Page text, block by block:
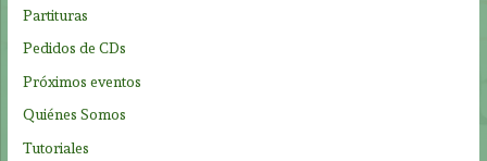
Partituras
Pedidos de CDs
Próximos eventos
Quiénes Somos
Tutoriales